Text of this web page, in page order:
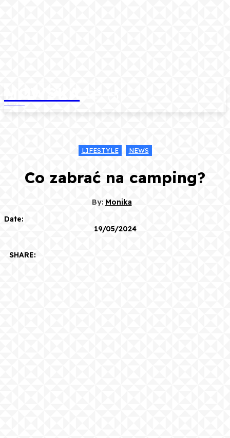
BLOG
LIFESTYLE NEWS
Co zabrać na camping?
By: Monika
Date:
19/05/2024
SHARE: